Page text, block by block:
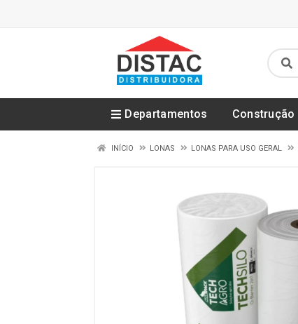
Departamentos Construção
INÍCIO LONAS LONAS PARA USO GERAL